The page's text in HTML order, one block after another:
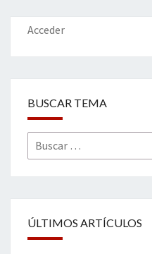
Acceder
BUSCAR TEMA
Buscar
por:
ÚLTIMOS ARTÍCULOS